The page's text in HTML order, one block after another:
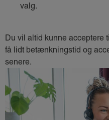
valg.
Du vil altid kunne acceptere
få lidt betænkningstid og
senere.